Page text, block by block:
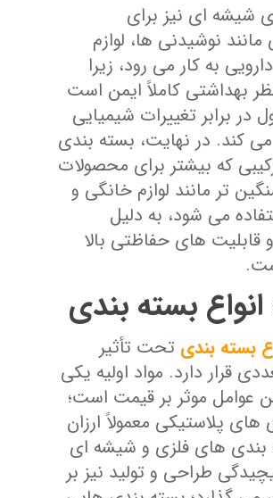
شیشه ‌ای نیز برای
نوشیدنی ‌ها، لوازم
به کار می ‌رود، زیرا
بهداشتی کاملاً ایمن است
در برابر تغییرات شیمیایی
‌کند. در نهایت، بسته‌ بندی
که بیشتر برای محصولات
‌تر مانند لوازم خانگی و
می‌ شود، به دلیل
قابلیت‌ های حفاظتی بالا
بسته بندی
بسته‌ بندی تحت تأثیر
قرار دارد. مواد اولیه یکی
عوامل موثر بر قیمت است؛
های پلاستیکی معمولاً ارزان
بندی‌ های فلزی و شیشه ‌ای
طراحی و تولید نیز بر